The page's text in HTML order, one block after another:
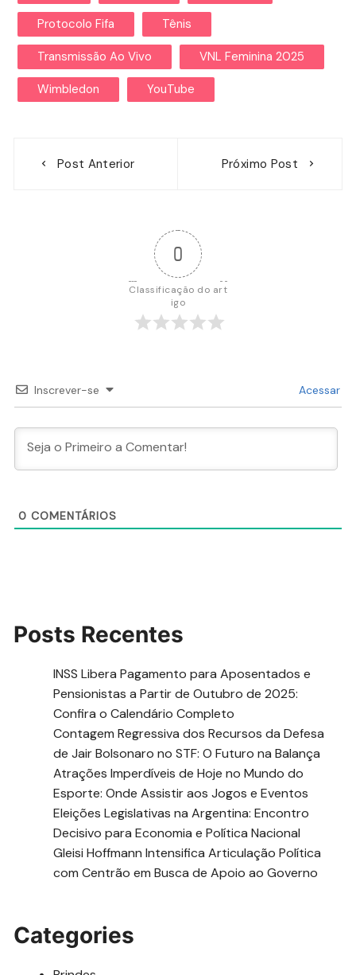
Protocolo Fifa Tênis
Transmissão Ao Vivo VNL Feminina 2025
Wimbledon YouTube
Post Anterior Próximo Post
0
Classificação do art
igo
Inscrever-se Acessar
0 COMENTÁRIOS
Posts Recentes
INSS Libera Pagamento para Aposentados e
Pensionistas a Partir de Outubro de 2025:
Confira o Calendário Completo
Contagem Regressiva dos Recursos da Defesa
de Jair Bolsonaro no STF: O Futuro na Balança
Atrações Imperdíveis de Hoje no Mundo do
Esporte: Onde Assistir aos Jogos e Eventos
Eleições Legislativas na Argentina: Encontro
Decisivo para Economia e Política Nacional
Gleisi Hoffmann Intensifica Articulação Política
com Centrão em Busca de Apoio ao Governo
Categories